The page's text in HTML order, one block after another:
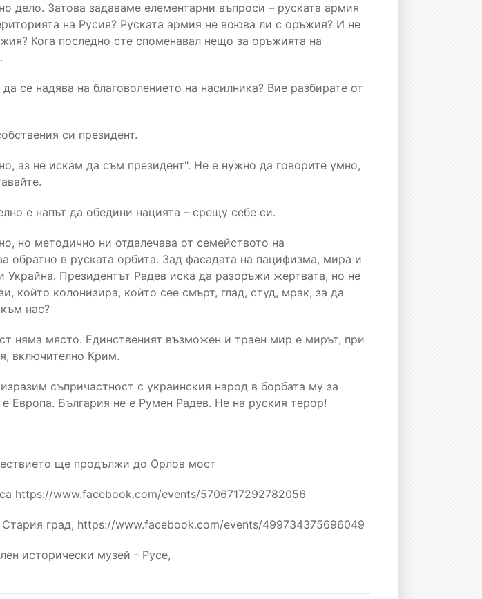
дело. Затова задаваме елементарни въпроси – руската армия
на Русия? Руската армия не воюва ли с оръжия? И не
Кога последно сте споменавал нещо за оръжията на
се надява на благоволението на насилника? Вие разбирате от
си президент.
аз не искам да съм президент". Не е нужно да говорите умно,
е напът да обедини нацията – срещу себе си.
но методично ни отдалечава от семейството на
обратно в руската орбита. Зад фасадата на пацифизма, мира и
Президентът Радев иска да разоръжи жертвата, но не
който колонизира, който сее смърт, глад, студ, мрак, за да
нас?
няма място. Единственият възможен и траен мир е мирът, при
включително Крим.
съпричастност с украинския народ в борбата му за
Европа. България не е Румен Радев. Не на руския терор!
ще продължи до Орлов мост
https://www.facebook.com/events/5706717292782056
град, https://www.facebook.com/events/499734375696049
исторически музей - Русе,